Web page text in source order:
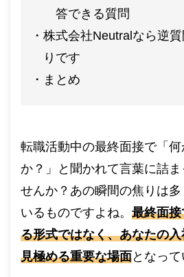
答できる質問
株式会社Neutralなら逆
りです
まとめ
転職活動中の最終面接で「
か？」と聞かれて言葉に詰
せんか？あの瞬間の焦りは
いるものですよね。 最終面
る形式ではなく、あなたの
見極める重要な場面となって